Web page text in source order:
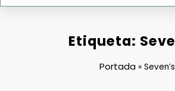
Etiqueta:
Portada »Seven’s